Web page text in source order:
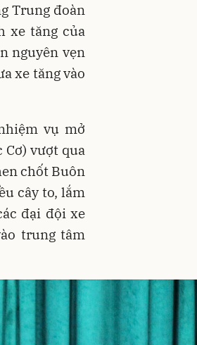
Trung đoàn
xe tăng của
nguyên vẹn
xe tăng vào
vụ mở
Cơ) vượt qua
chốt Buôn
cây to, lắm
đại đội xe
trung tâm